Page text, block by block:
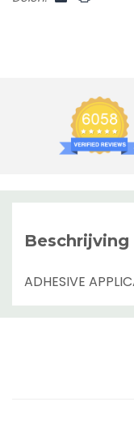
Beschrijving
ADHESIVE